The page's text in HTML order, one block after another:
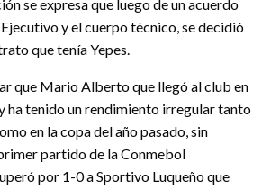
se expresa que luego de un acuerdo
y el cuerpo técnico, se decidió
que tenía Yepes.
que Mario Alberto que llegó al club en
ha tenido un rendimiento irregular tanto
en la copa del año pasado, sin
partido de la Conmebol
por 1-0 a Sportivo Luqueño que